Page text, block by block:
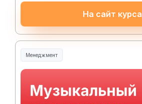
На сайт курса
Менеджмент
Менеджмент и управление